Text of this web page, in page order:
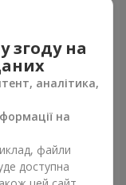
Замовити
згоду на
аналітика,
на
файли
доступна